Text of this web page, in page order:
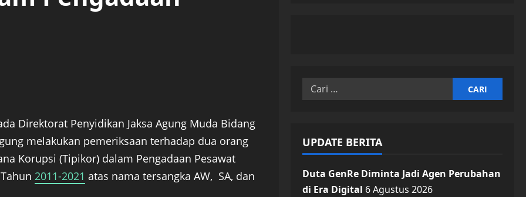
Direktorat Penyidikan Jaksa Agung Muda Bidang
melakukan pemeriksaan terhadap dua orang
Korupsi (Tipikor) dalam Pengadaan Pesawat
2011-2021 atas nama tersangka AW, SA, dan
Cari
UPDATE BERITA
Duta GenRe Diminta Jadi Agen Perubahan
di Era Digital 6 Agustus 2026